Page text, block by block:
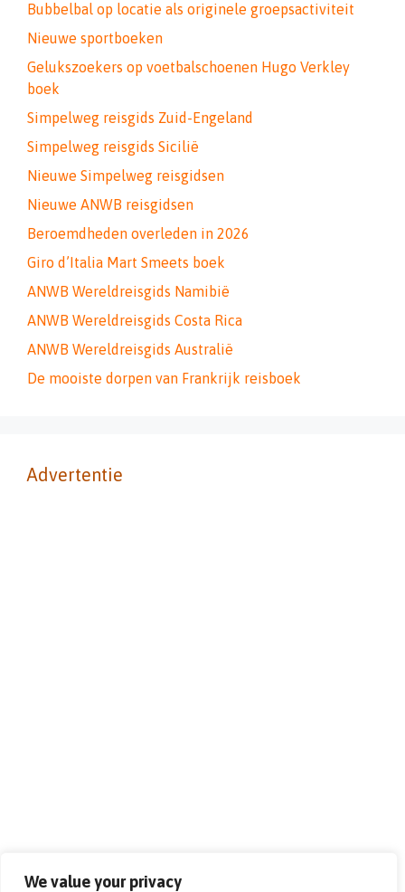
We value your privacy
Bubbelbal op locatie als originele groepsactiviteit
Nieuwe sportboeken
Gelukszoekers op voetbalschoenen Hugo Verkley
boek
Simpelweg reisgids Zuid-Engeland
Simpelweg reisgids Sicilië
Nieuwe Simpelweg reisgidsen
Nieuwe ANWB reisgidsen
Beroemdheden overleden in 2026
Giro d’Italia Mart Smeets boek
ANWB Wereldreisgids Namibië
ANWB Wereldreisgids Costa Rica
ANWB Wereldreisgids Australië
De mooiste dorpen van Frankrijk reisboek
Advertentie